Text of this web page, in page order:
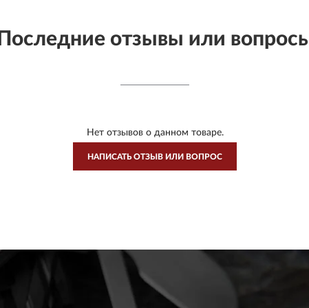
Последние отзывы или
Нет отзывов о данном товаре.
НАПИСАТЬ ОТЗЫВ ИЛИ ВОПРОС